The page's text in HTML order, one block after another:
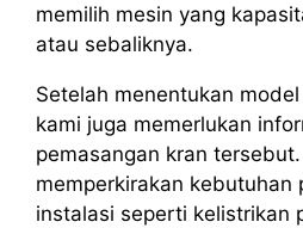
memilih mesin yang
atau sebaliknya.
Setelah menentukan
kami juga memerlukan
pemasangan kran
memperkirakan kebutuhan
instalasi seperti kelistrikan